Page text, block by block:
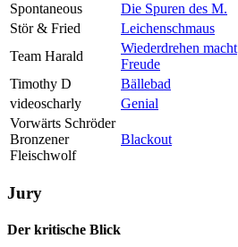
Spontaneous Die Spuren des M.
Stör & Fried
Leichenschmaus
Team Harald
Wiederdrehen macht
Freude
Timothy D
Bällebad
videoscharly
Genial
Vorwärts Schröder
Bronzener
Fleischwolf
Blackout
Jury
Der kritische Blick